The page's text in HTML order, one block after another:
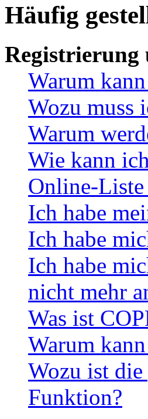
Häufig
Registrierung
Warum
Wozu muss
Warum
Wie kann
Online-Liste
Ich habe
Ich habe
Ich habe
nicht mehr
Was ist
Warum
Wozu ist
Funktion?